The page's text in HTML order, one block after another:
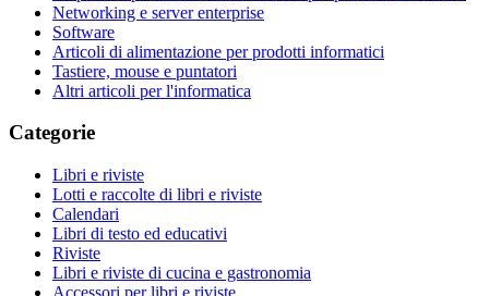
Networking e server enterprise
Software
Articoli di alimentazione per prodotti informatici
Tastiere, mouse e puntatori
Altri articoli per l'informatica
Categorie
Libri e riviste
Lotti e raccolte di libri e riviste
Calendari
Libri di testo ed educativi
Riviste
Libri e riviste di cucina e gastronomia
Accessori per libri e riviste